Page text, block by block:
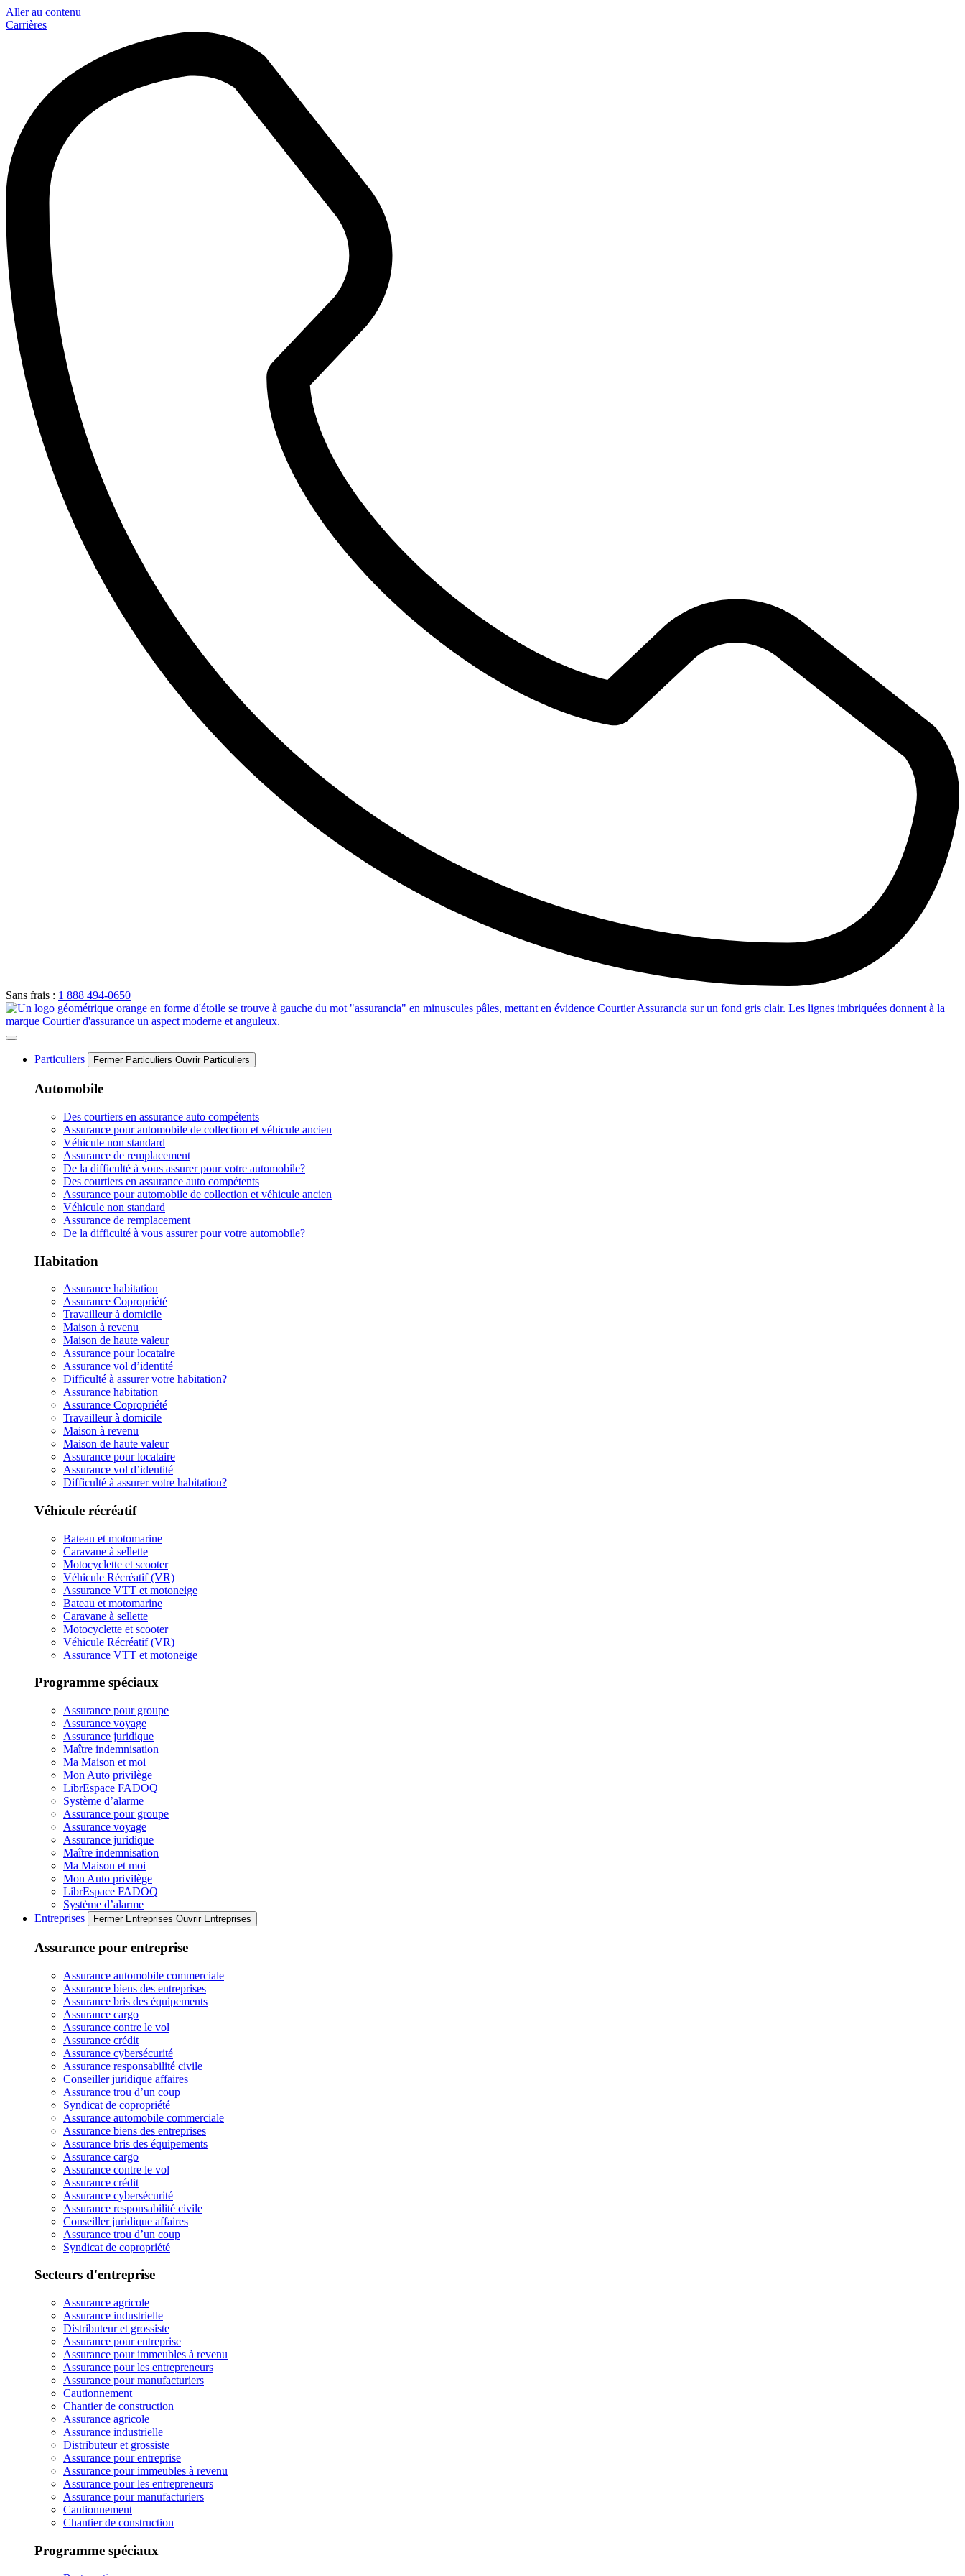
Aller au contenu
Carrières
Sans frais : 1 888 494-0650
Particuliers Fermer Particuliers Ouvrir Particuliers
Automobile
Des courtiers en assurance auto compétents
Assurance pour automobile de collection et véhicule ancien
Véhicule non standard
Assurance de remplacement
De la difficulté à vous assurer pour votre automobile?
Des courtiers en assurance auto compétents
Assurance pour automobile de collection et véhicule ancien
Véhicule non standard
Assurance de remplacement
De la difficulté à vous assurer pour votre automobile?
Habitation
Assurance habitation
Assurance Copropriété
Travailleur à domicile
Maison à revenu
Maison de haute valeur
Assurance pour locataire
Assurance vol d’identité
Difficulté à assurer votre habitation?
Assurance habitation
Assurance Copropriété
Travailleur à domicile
Maison à revenu
Maison de haute valeur
Assurance pour locataire
Assurance vol d’identité
Difficulté à assurer votre habitation?
Véhicule récréatif
Bateau et motomarine
Caravane à sellette
Motocyclette et scooter
Véhicule Récréatif (VR)
Assurance VTT et motoneige
Bateau et motomarine
Caravane à sellette
Motocyclette et scooter
Véhicule Récréatif (VR)
Assurance VTT et motoneige
Programme spéciaux
Assurance pour groupe
Assurance voyage
Assurance juridique
Maître indemnisation
Ma Maison et moi
Mon Auto privilège
LibrEspace FADOQ
Système d’alarme
Assurance pour groupe
Assurance voyage
Assurance juridique
Maître indemnisation
Ma Maison et moi
Mon Auto privilège
LibrEspace FADOQ
Système d’alarme
Entreprises
Fermer Entreprises Ouvrir Entreprises
Assurance pour entreprise
Assurance automobile commerciale
Assurance biens des entreprises
Assurance bris des équipements
Assurance cargo
Assurance contre le vol
Assurance crédit
Assurance cybersécurité
Assurance responsabilité civile
Conseiller juridique affaires
Assurance trou d’un coup
Syndicat de copropriété
Assurance automobile commerciale
Assurance biens des entreprises
Assurance bris des équipements
Assurance cargo
Assurance contre le vol
Assurance crédit
Assurance cybersécurité
Assurance responsabilité civile
Conseiller juridique affaires
Assurance trou d’un coup
Syndicat de copropriété
Secteurs d'entreprise
Assurance agricole
Assurance industrielle
Distributeur et grossiste
Assurance pour entreprise
Assurance pour immeubles à revenu
Assurance pour les entrepreneurs
Assurance pour manufacturiers
Cautionnement
Chantier de construction
Assurance agricole
Assurance industrielle
Distributeur et grossiste
Assurance pour entreprise
Assurance pour immeubles à revenu
Assurance pour les entrepreneurs
Assurance pour manufacturiers
Cautionnement
Chantier de construction
Programme spéciaux